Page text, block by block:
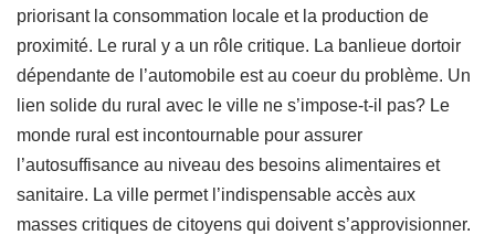
priorisant la consommation locale et la production de
proximité. Le rural y a un rôle critique. La banlieue dortoir
dépendante de l’automobile est au coeur du problème. Un
lien solide du rural avec le ville ne s’impose-t-il pas? Le
monde rural est incontournable pour assurer
l’autosuffisance au niveau des besoins alimentaires et
sanitaire. La ville permet l’indispensable accès aux
masses critiques de citoyens qui doivent s’approvisionner.